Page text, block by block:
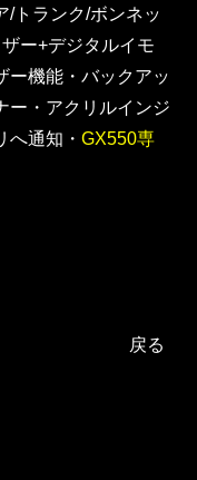
/トランク/ボンネッ
ー+デジタルイモ
ー機能・バックアッ
ー・アクリルインジ
へ通知・ GX550専
戻る